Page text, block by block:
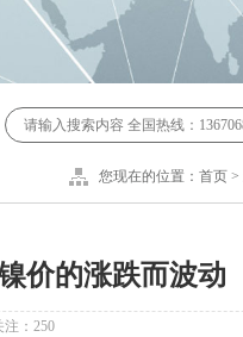
您现在的位置： 首页 >
价的涨跌而波动
： 250